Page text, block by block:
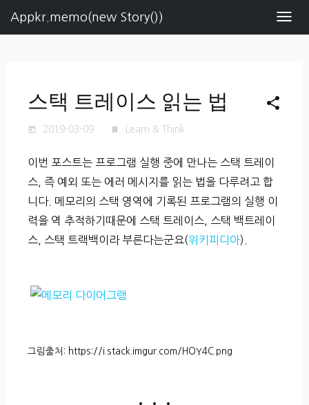
Appkr.memo(new Story())
스택 트레이스 읽는 법 share
today 2019-03-09 Learn & Think
이번 포스트는 프로그램 실행 중에 만나는 스택 트레이
스, 즉 예외 또는 에러 메시지를 읽는 법을 다루려고 합
니다. 메모리의 스택 영역에 기록된 프로그램의 실행 이
력을 역 추적하기때문에 스택 트레이스, 스택 백트레이
스, 스택 트랙백이라 부른다는군요(위키피디아).
그림출처: https://i.stack.imgur.com/HOY4C.png